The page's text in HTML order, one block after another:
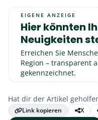
EIGENE ANZEIGE
Hier könnten
Neuigkeiten
Erreichen Sie
Region – transparent
gekennzeichnet.
Hat dir der Artikel
Link kopieren X